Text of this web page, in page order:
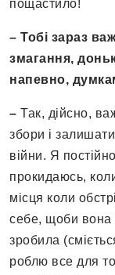
пощастило!
– Тобі зараз
змагання,
напевно,
– Так, дійсно,
збори і
війни. Я
прокидаюсь,
місця коли
себе, щоби вона
зробила
роблю все для